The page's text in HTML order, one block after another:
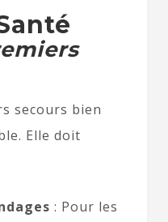
secours bien
Elle doit
: Pour les